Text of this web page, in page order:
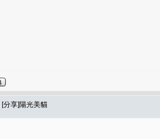
[分享]陽光美貓